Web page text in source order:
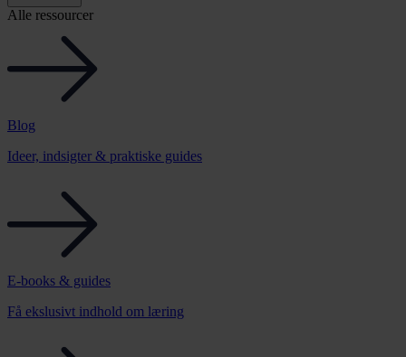
Alle ressourcer
Blog
Ideer, indsigter & praktiske guides
E-books & guides
Få ekslusivt indhold om læring